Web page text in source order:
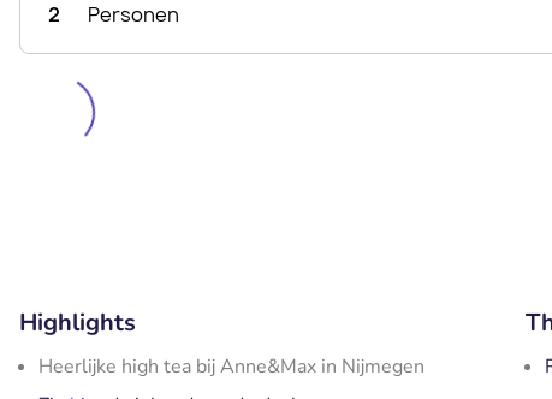
2 Personen
Highlights
Heerlijke high tea bij Anne&Max in Nijmegen